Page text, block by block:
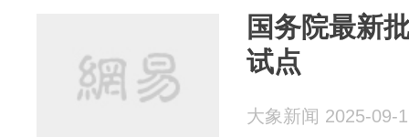
国务院最新
试点
大象新闻 2025-09-